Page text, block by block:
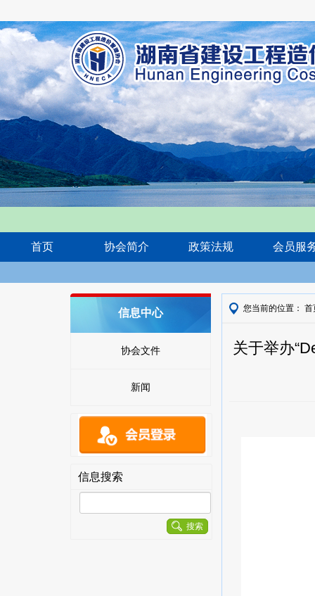
首页 协会简介 政策法规 会员服
信息中心
协会文件
新闻
信息搜索
搜索
您当前的位置： 首
关于举办